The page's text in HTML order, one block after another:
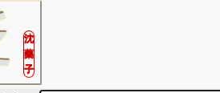
沈
藥
子